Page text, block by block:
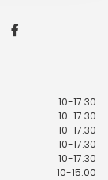
10-17.30
10-17.30
10-17.30
10-17.30
10-17.30
10-15.00